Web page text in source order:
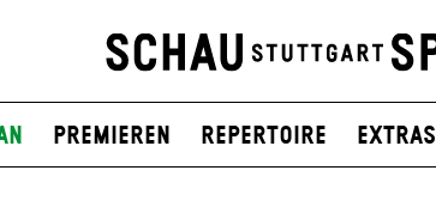
Premieren Repertoire Extras